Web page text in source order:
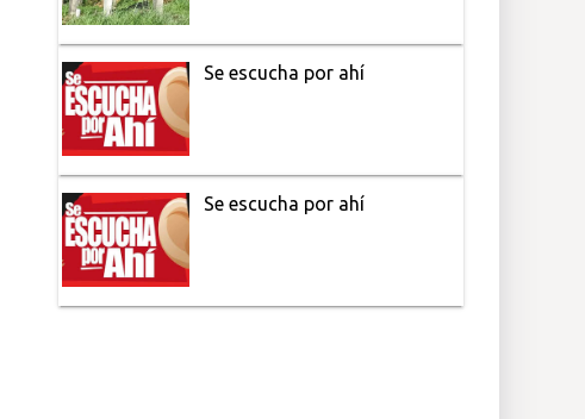
Se escucha por ahí
Se escucha por ahí